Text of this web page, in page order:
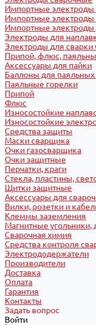
Импортные
Импортные электроды
Импортные электроды
Электроды для
Электроды для сварки
Припой, флюс,
Аксессуары для пайки
Баллоны для паяльных
Паяльные горелки
Припой
Флюс
Износостойкие
Износостойкие
Средства защиты
Маски сварщика
Очки газосварщика
Очки защитные
Перчатки, краги
Стекла, пластины,
Щитки защитные
Аксессуары для
Вилки, розетки и
Клеммы заземления
Магнитные угольники,
Сварочная химия
Средства контроля
Электрододержатели
Производители
Доставка
Оплата
Гарантия
Контакты
Задать вопрос
Войти